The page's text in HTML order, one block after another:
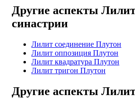
Другие аспекты
синастрии
Лилит соединение Плутон
Лилит оппозиция Плутон
Лилит квадратура Плутон
Лилит тригон Плутон
Другие аспекты